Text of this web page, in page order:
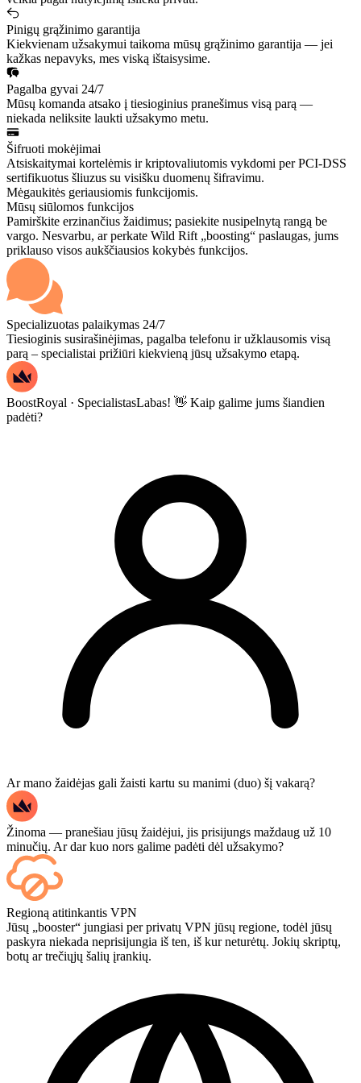
Pinigų grąžinimo garantija
Kiekvienam užsakymui taikoma mūsų grąžinimo garantija — jei
kažkas nepavyks, mes viską ištaisysime.
Pagalba gyvai 24/7
Mūsų komanda atsako į tiesioginius pranešimus visą parą —
niekada neliksite laukti užsakymo metu.
Šifruoti mokėjimai
Atsiskaitymai kortelėmis ir kriptovaliutomis vykdomi per PCI-DSS
sertifikuotus šliuzus su visišku duomenų šifravimu.
Mėgaukitės geriausiomis funkcijomis.
Mūsų siūlomos funkcijos
Pamirškite erzinančius žaidimus; pasiekite nusipelnytą rangą be
vargo. Nesvarbu, ar perkate Wild Rift „boosting“ paslaugas, jums
priklauso visos aukščiausios kokybės funkcijos.
Specializuotas palaikymas 24/7
Tiesioginis susirašinėjimas, pagalba telefonu ir užklausomis visą
parą – specialistai prižiūri kiekvieną jūsų užsakymo etapą.
BoostRoyal · SpecialistasLabas! 👋 Kaip galime jums šiandien
padėti?
Ar mano žaidėjas gali žaisti kartu su manimi (duo) šį vakarą?
Žinoma — pranešiau jūsų žaidėjui, jis prisijungs maždaug už 10
minučių. Ar dar kuo nors galime padėti dėl užsakymo?
Taip – kiekvienas mačas pasirodo jūsų prietaisų skydelyje, kai tik
baigiasi, o jei norite stebėti pačius žaidimus, atsiskaitydami pridėkite
„Streaming“.
Regioną atitinkantis VPN
Jūsų „booster“ jungiasi per privatų VPN jūsų regione, todėl jūsų
paskyra niekada neprisijungia iš ten, iš kur neturėtų. Jokių skriptų,
botų ar trečiųjų šalių įrankių.